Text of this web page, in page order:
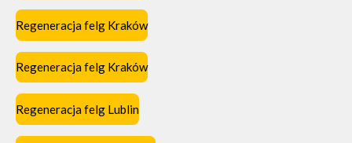
Regeneracja felg Kraków
Regeneracja felg Kraków
Regeneracja felg Lublin